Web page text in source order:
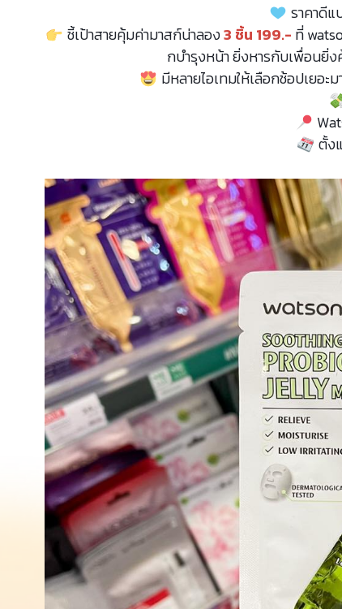
ราคาดีแ
ชี้เป้าสายคุ้มค่ามาสก์น่าลอง3 ชิ้น 199.- ที่
กบำรุงหน้า ยิ่งหารกับเพื่อนยิ่ง
มีหลายไอเทมให้เลือกช้อปเยอะ
ตั้ง